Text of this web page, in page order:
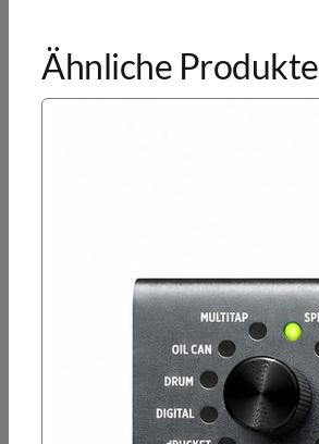
Ähnliche Produkte